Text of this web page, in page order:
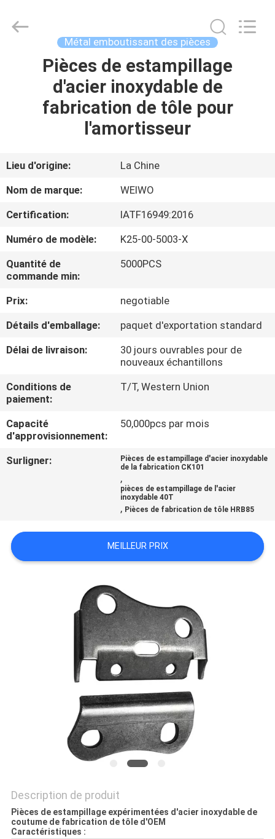
MAISON
PRODUITS
SUJET
DE
NOUS
VISITE
D'USINE
CONTRÔLE
DE
QUALITÉ
CONTACTEZ-
NOUS
DEMANDEZ
UNE
PLAN
DU
SITE
Supplier.
Copyright
Electromechanical
Métal emboutissant des pièces
Pièces de estampillage
d'acier inoxydable de
fabrication de tôle pour
l'amortisseur
Lieu d'origine:
La Chine
Nom de marque:
WEIWO
Certification:
IATF16949:2016
Numéro de modèle:
K25-00-5003-X
Quantité de
commande min:
5000PCS
Prix:
negotiable
Détails d'emballage:
paquet d'exportation standard
Délai de livraison:
30 jours ouvrables pour de
nouveaux échantillons
Conditions de
paiement:
T/T, Western Union
Capacité
d'approvisionnement:
50,000pcs par mois
Surligner:
Pièces de estampillage d'acier inoxydable
de la fabrication CK101
,
pièces de estampillage de l'acier
inoxydable 40T
, Pièces de fabrication de tôle HRB85
MEILLEUR PRIX
Description de produit
Pièces de estampillage expérimentées d'acier inoxydable de
coutume de fabrication de tôle d'OEM
Caractéristiques :